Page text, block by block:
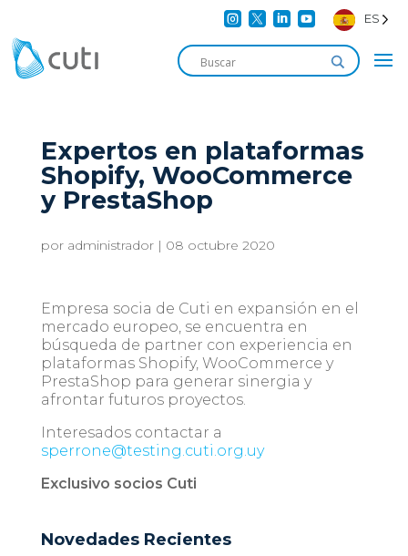
    ES
Expertos en plataformas
Shopify, WooCommerce
y PrestaShop
por administrador| 08 octubre 2020
Empresa socia de Cuti en expansión en el
mercado europeo, se encuentra en
búsqueda de partner con experiencia en
plataformas Shopify, WooCommerce y
PrestaShop para generar sinergia y
afrontar futuros proyectos.
Interesados contactar a
sperrone@testing.cuti.org.uy
Exclusivo socios Cuti
Novedades Recientes